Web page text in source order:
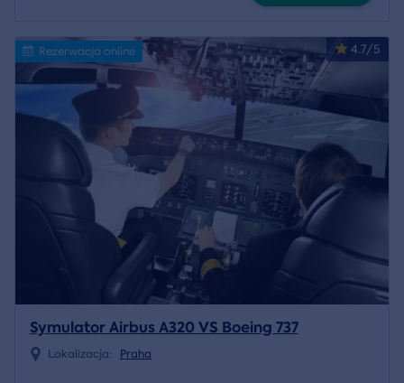
4.7/5
Rezerwacja online
Symulator Airbus A320 VS Boeing 737
Lokalizacja: Praha